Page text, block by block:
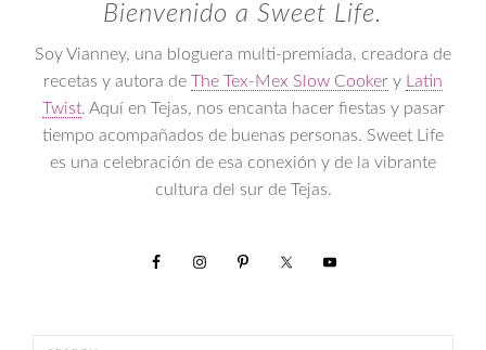
Bienvenido a Sweet Life.
Soy Vianney, una bloguera multi-premiada, creadora de
recetas y autora de The Tex-Mex Slow Cooker y
Latin
Twist. Aquí en Tejas, nos encanta hacer fiestas y pasar
tiempo acompañados de buenas personas. Sweet Life
es una celebración de esa conexión y de la vibrante
cultura del sur de Tejas.